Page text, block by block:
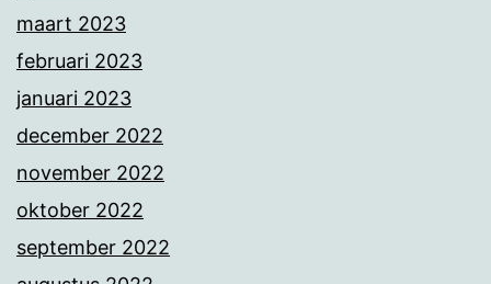
maart 2023
februari 2023
januari 2023
december 2022
november 2022
oktober 2022
september 2022